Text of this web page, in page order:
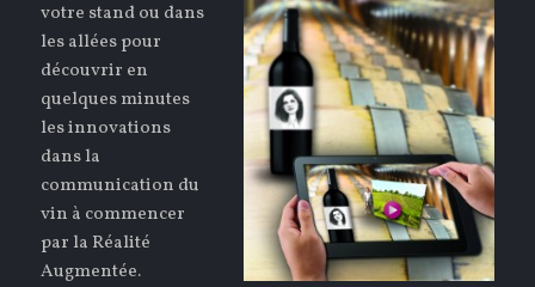
votre stand ou dans
les allées pour
découvrir en
quelques minutes
les innovations
dans la
communication du
vin à commencer
par la Réalité
Augmentée.